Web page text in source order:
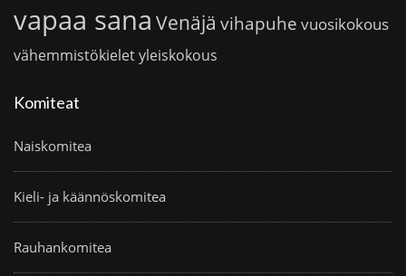
vapaa sana Venäjä vihapuhe vuosikokous
vähemmistökieletyleiskokous
Komiteat
Naiskomitea
Kieli- ja käännöskomitea
Rauhankomitea